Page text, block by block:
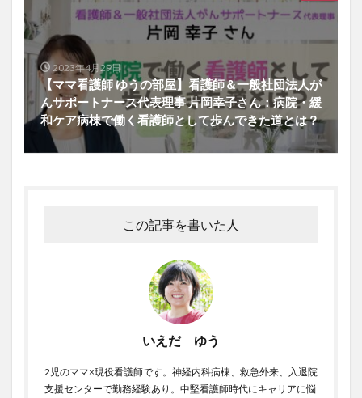
2023年4月29日
【ママ看護師 ゆうの部屋】看護師＆一般社団法人が
んサポートナース代表理事 片岡幸子さん：病院・緩
和ケア病棟で働く看護師として歩んできた道とは？
この記事を書いた人
いえだ ゆう
2児のママ×現役看護師です。神経内科病棟、救急外来、入退院
支援センターで勤務経験あり。中堅看護師時代にキャリアに悩